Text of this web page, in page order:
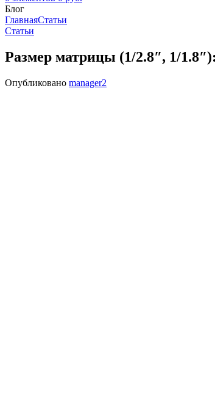
Блог
ГлавнаяСтатьи
Статьи
Размер матрицы (1/2.8″, 1/
Опубликовано manager2